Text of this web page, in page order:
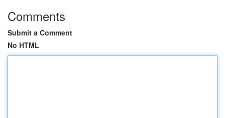
Comments
Submit a Comment
No HTML